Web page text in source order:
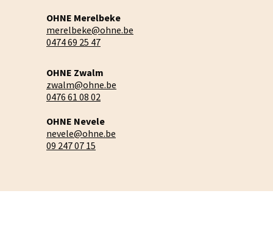
OHNE Merelbeke
merelbeke@ohne.be
0474 69 25 47
OHNE Zwalm
zwalm@ohne.be
0476 61 08 02
OHNE Nevele
nevele@ohne.be
09 247 07 15